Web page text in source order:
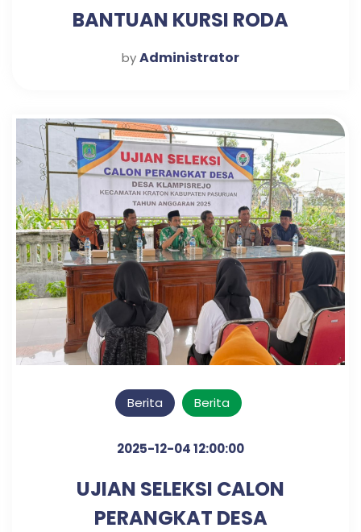
BANTUAN KURSI RODA
byAdministrator
Berita Berita
2025-12-04 12:00:00
UJIAN SELEKSI CALON
PERANGKAT DESA